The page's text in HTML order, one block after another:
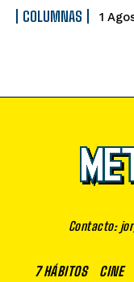
COLUMNAS 1
Contacto:
7 HÁBITOS CINE